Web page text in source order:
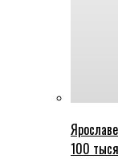
100